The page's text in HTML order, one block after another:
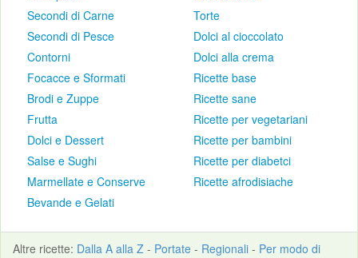
Secondi di Carne
Secondi di Pesce
Contorni
Focacce e Sformati
Brodi e Zuppe
Frutta
Dolci e Dessert
Salse e Sughi
Marmellate e Conserve
Bevande e Gelati
Torte
Dolci al cioccolato
Dolci alla crema
Ricette base
Ricette sane
Ricette per vegetariani
Ricette per bambini
Ricette per diabetci
Ricette afrodisiache
Altre ricette: Dalla A alla Z - Portate - Regionali - Per modo di